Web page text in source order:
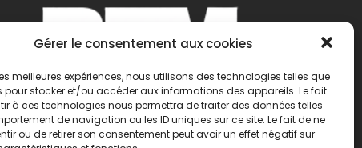
Gérer le consentement aux cookies
meilleures expériences, nous utilisons des technologies telles que
pour stocker et/ou accéder aux informations des appareils. Le fait
à ces technologies nous permettra de traiter des données telles
de navigation ou les ID uniques sur ce site. Le fait de ne
ou de retirer son consentement peut avoir un effet négatif sur